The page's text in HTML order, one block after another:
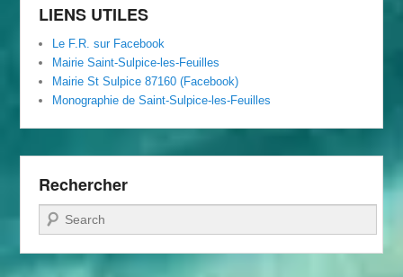
LIENS UTILES
Le F.R. sur Facebook
Mairie Saint-Sulpice-les-Feuilles
Mairie St Sulpice 87160 (Facebook)
Monographie de Saint-Sulpice-les-Feuilles
Rechercher
Recherche